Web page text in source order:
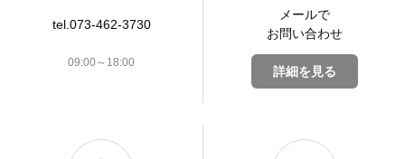
tel.073-462-3730
09:00～18:00
メールで
お問い合わせ
詳細を見る